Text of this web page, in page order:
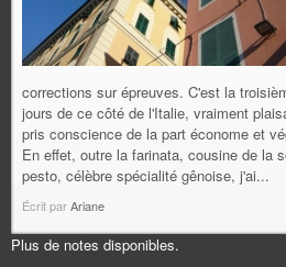
corrections sur épreuves. C'est la
jours de ce côté de l'Italie, vraiment
pris conscience de la part économe et
En effet, outre la farinata, cousine de la
pesto, célèbre spécialité gênoise, j'ai...
Écrit parAriane
Plus de notes disponibles.